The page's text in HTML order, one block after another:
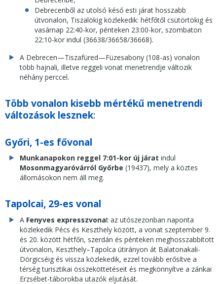
Debrecenből az utolsó késő esti járat hosszabb
útvonalon, Tiszalökig közlekedik: hétfőtől csütörtökig és
vasárnap 22:40-kor, pénteken 23:00-kor, szombaton
22:10-kor indul (36638/36658/36668).
A Debrecen—Tiszafüred—Füzesabony (108-as) vonalon
több hajnali, illetve reggeli vonat menetrendje változik
néhány perccel.
Több vonalon kisebb mértékű menetrendi
változások lesznek:
Győri, 1-es fővonal
Munkanapokon reggel 7:01-kor új járat indul
Mosonmagyaróvárról Győrbe (19437), mely a köztes
állomásokon nem áll meg.
Tapolcai, 29-es vonal
A Fenyves expresszvonat az utószezonban naponta
közlekedik Pécs és Keszthely között, a vonat szeptember 9.
és 20. között hétfőn, szerdán és pénteken meghosszabbított
útvonalon, Keszthely–Tapolca útirányon át Balatonakali-
Dörgicséig és vissza közlekedik, ezzel tovább erősítve a
térség turisztikai összeköttetéseit és megkönnyítve a zánkai
Erzsébet-táborokba utazók eljutását.